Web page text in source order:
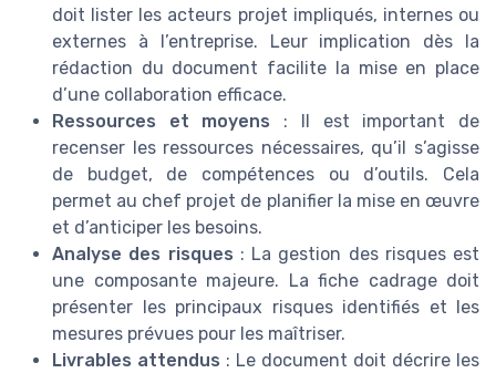
doit lister les acteurs projet impliqués, internes ou
externes à l’entreprise. Leur implication dès la
rédaction du document facilite la mise en place
d’une collaboration efficace.
Ressources et moyens : Il est important de
recenser les ressources nécessaires, qu’il s’agisse
de budget, de compétences ou d’outils. Cela
permet au chef projet de planifier la mise en œuvre
et d’anticiper les besoins.
Analyse des risques : La gestion des risques est
une composante majeure. La fiche cadrage doit
présenter les principaux risques identifiés et les
mesures prévues pour les maîtriser.
Livrables attendus : Le document doit décrire les